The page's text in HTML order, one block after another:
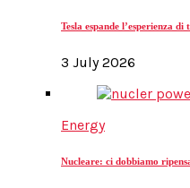
Tesla espande l’esperienza
3 July 2026
Energy
Nucleare: ci dobbiamo